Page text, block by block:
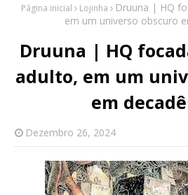
Página inicial Lojinha
Druuna | HQ
em um universo obscuro
Druuna | HQ
adulto, em um
em
Dezembro 26, 2024